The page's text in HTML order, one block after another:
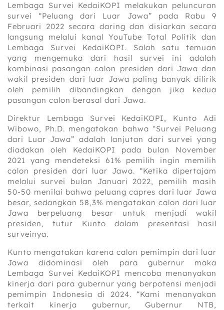
Lembaga Survei KedaiKOPI melakukan peluncuran
survei “Peluang dari Luar Jawa” pada Rabu 9
Februari 2022 secara daring dan disiarkan secara
langsung melalui kanal YouTube Total Politik dan
Lembaga Survei KedaiKOPI. Salah satu temuan
yang mengemuka dari hasil survei ini adalah
kombinasi pasangan calon presiden dari Jawa dan
wakil presiden dari luar Jawa paling banyak dilirik
oleh pemilih dibandingkan dengan jika kedua
pasangan calon berasal dari Jawa.
Direktur Lembaga Survei KedaiKOPI, Kunto Adi
Wibowo, Ph.D. mengatakan bahwa “Survei Peluang
dari Luar Jawa” adalah lanjutan dari survei yang
diadakan oleh KedaiKOPI pada bulan November
2021 yang mendeteksi 61% pemilih ingin memilih
calon presiden dari luar Jawa. “Ketika dipertajam
melalui survei bulan Januari 2022, pemilih masih
50-50 menilai bahwa peluang capres dari luar Jawa
besar, sedangkan 58,3% mengatakan calon dari luar
Jawa berpeluang besar untuk menjadi wakil
presiden, tutur Kunto dalam presentasi hasil
surveinya.
Kunto mengatakan karena calon pemimpin dari luar
Jawa didominasi oleh para gubernur maka
Lembaga Survei KedaiKOPI mencoba menanyakan
kinerja dari para gubernur yang berpotensi menjadi
pemimpin Indonesia di 2024. “Kami menanyakan
terkait kinerja gubernur, Gubernur NTB,